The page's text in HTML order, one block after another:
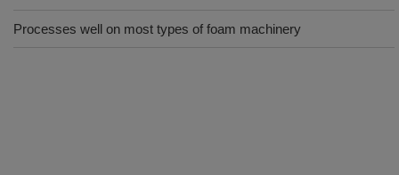
Processes well on most types of foam machinery